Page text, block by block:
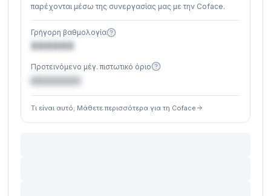
παρέχονται μέσω της συνεργασίας μας με την Coface.
Γρήγορη βαθμολογία
XXXXXX
Προτεινόμενο μέγ. πιστωτικό όριο
Τι είναι αυτό; Μάθετε περισσότερα για τη Coface